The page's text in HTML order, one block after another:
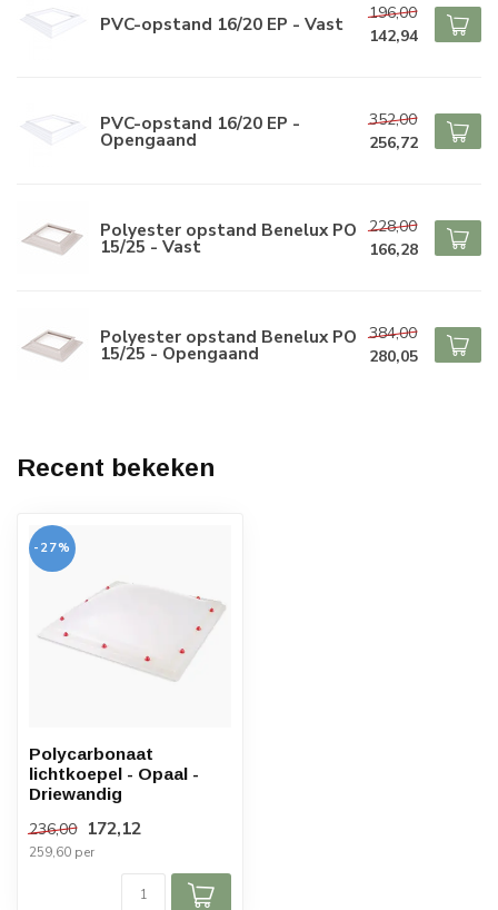
PVC-opstand 16/20 EP - Vast
196,00
142,94
PVC-opstand 16/20 EP -
Opengaand
352,00
256,72
Polyester opstand Benelux PO
15/25 - Vast
228,00
166,28
Polyester opstand Benelux PO
15/25 - Opengaand
384,00
280,05
Recent bekeken
-27%
Polycarbonaat
lichtkoepel - Opaal -
Driewandig
236,00 172,12
259,60 per